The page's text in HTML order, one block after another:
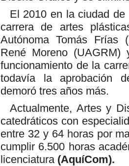
El 2010 en la ciudad
carrera de artes
Autónoma Tomás Frías
René Moreno
funcionamiento de la
todavía la aprobación
demoró tres años más.
Actualmente, Artes y
catedráticos con
entre 32 y 64 horas por
cumplir 6.500 horas
licenciatura (AquíCom).